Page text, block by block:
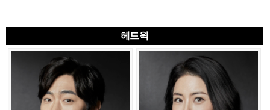
헤드윅